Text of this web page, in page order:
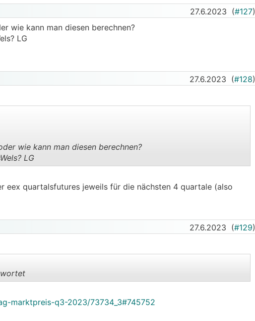
27.6.2023 (#127)
wie kann man diesen berechnen?
LG
27.6.2023 (#128)
..
wie kann man diesen berechnen?
LG
eex quartalsfutures jeweils für die nächsten 4 quartale (also
27.6.2023 (#129)
marktpreis-q3-2023/73734_3#745752